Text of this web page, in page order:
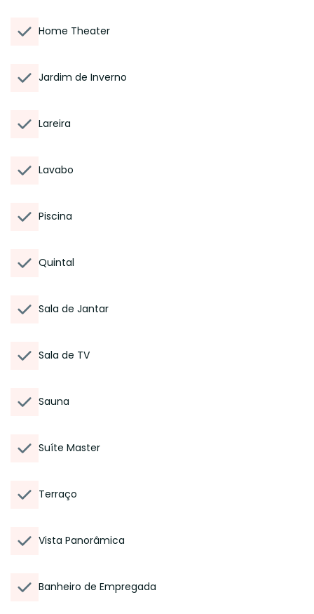
Home Theater
Jardim de Inverno
Lareira
Lavabo
Piscina
Quintal
Sala de Jantar
Sala de TV
Sauna
Suíte Master
Terraço
Vista Panorâmica
Banheiro de Empregada